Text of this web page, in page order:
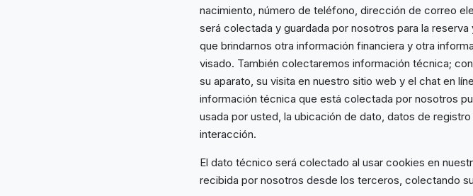
nacimiento, número de teléfono, dirección de correo
será colectada y guardada por nosotros para la
que brindarnos otra información financiera y otra
visado. También colectaremos información técnica;
su aparato, su visita en nuestro sitio web y el chat en
información técnica que está colectada por nosotros
usada por usted, la ubicación de dato, datos de
interacción.
El dato técnico será colectado al usar cookies en
recibida por nosotros desde los terceros, colectando